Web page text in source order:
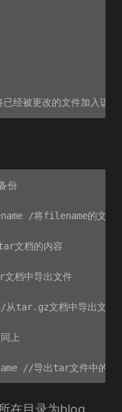
份
/将filename的文件
档的内容
中导出文件
文档中导出文件
上
在目录为blog